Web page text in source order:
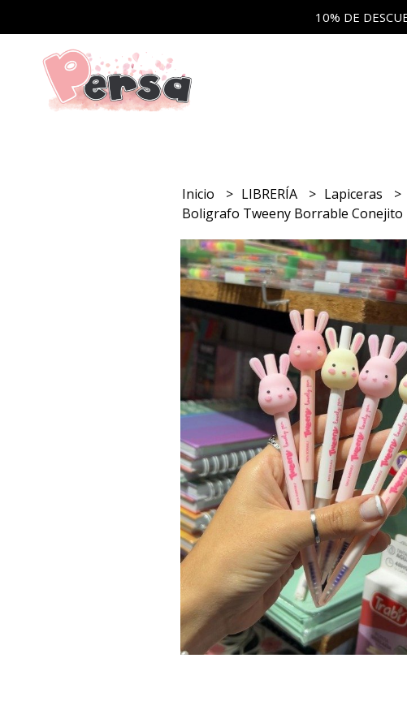
10% DE
Inicio LIBRERÍA
Lapiceras
Boligrafo Tweeny Borrable Conejito